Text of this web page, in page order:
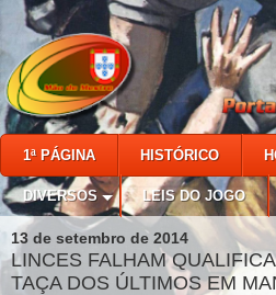
1ª PÁGINA HISTÓRICO
DIVERSOS LEIS DO JOGO
13 de setembro de 2014
LINCES FALHAM
TAÇA DOS ÚLTIMOS EM